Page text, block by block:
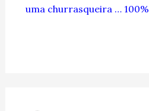
uma churrasqueira … 100%